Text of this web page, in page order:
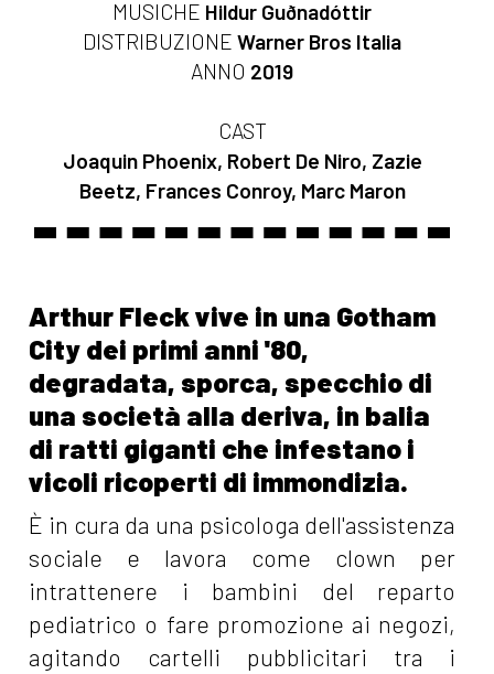
MUSICHE Hildur Guðnadóttir
DISTRIBUZIONEWarner Bros Italia
ANNO 2019
CAST
Joaquin Phoenix, Robert De Niro, Zazie
Beetz, Frances Conroy, Marc Maron
Arthur Fleck vive in una Gotham
City dei primi anni '80,
degradata, sporca, specchio di
una società alla deriva, in balia
di ratti giganti che infestano i
vicoli ricoperti di immondizia.
È in cura da una psicologa dell'assistenza
sociale e lavora come clown per
intrattenere i bambini del reparto
pediatrico o fare promozione ai negozi,
agitando cartelli pubblicitari tra i